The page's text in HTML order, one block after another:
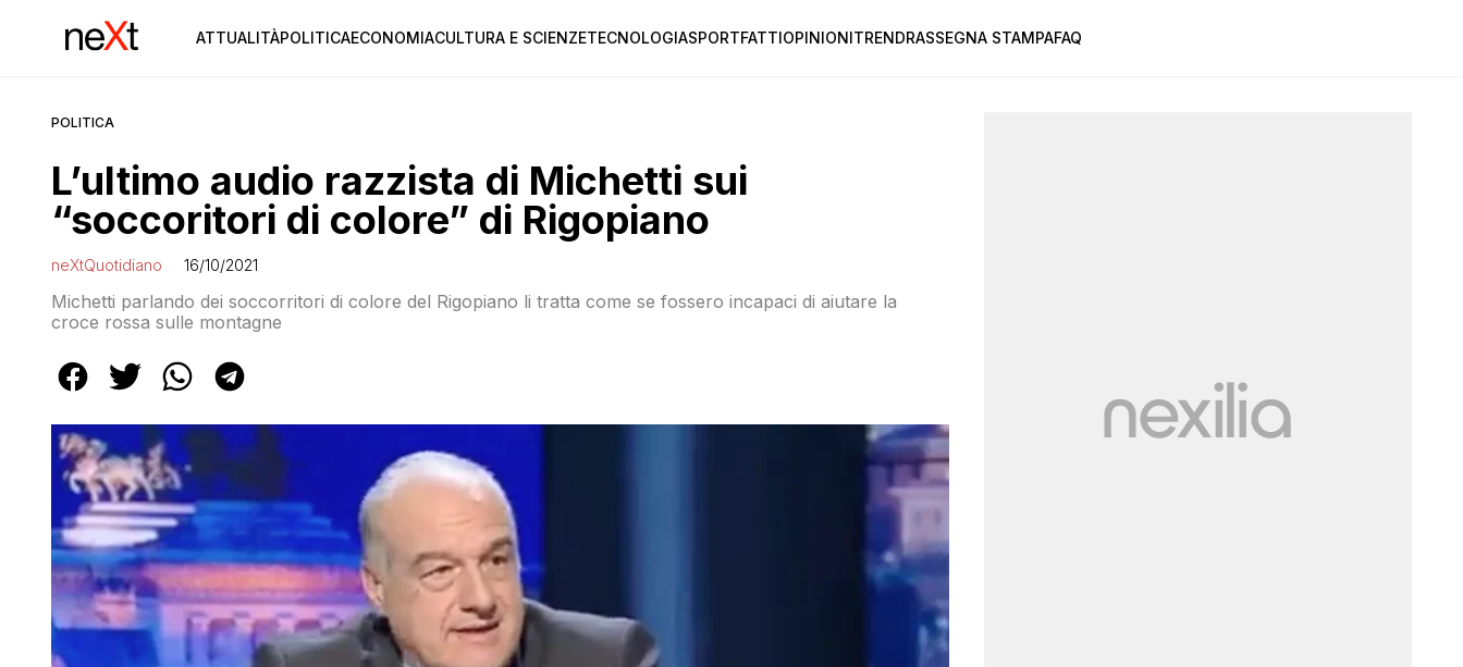
ATTUALITÀPOLITICAECONOMIACULTURA E SCIENZETECNOLOGIASPORTFATTIOPINIONITRENDRASSEGNA STAMPAFAQ
POLITICA
L’ultimo audio razzista di Michetti sui
“soccoritori di colore” di Rigopiano
neXtQuotidiano 16/10/2021
Michetti parlando dei soccorritori di colore del Rigopiano li tratta come se fossero incapaci di aiutare la
croce rossa sulle montagne